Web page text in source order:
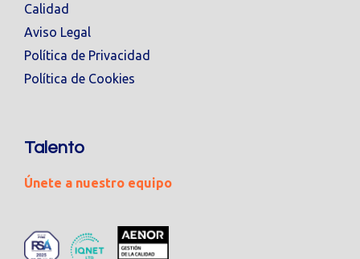
Calidad
Aviso Legal
Política de Privacidad
Política de Cookies
Talento
Únete a nuestro equipo